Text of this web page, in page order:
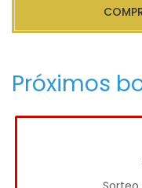
Próximos